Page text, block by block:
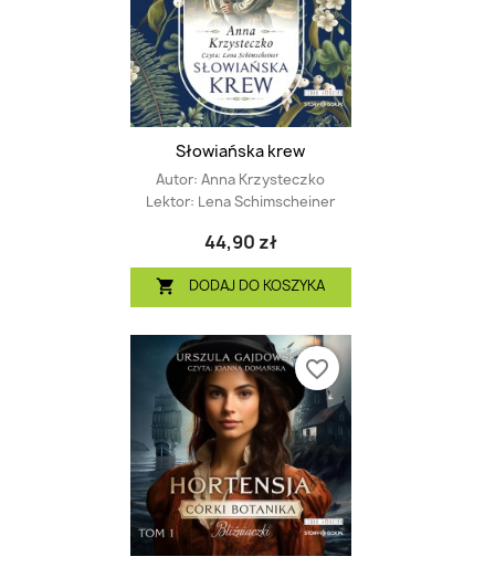
Słowiańska krew
Autor: Anna Krzysteczko
Lektor: Lena Schimscheiner
44,90 zł
 DODAJ DO KOSZYKA
favorite_border